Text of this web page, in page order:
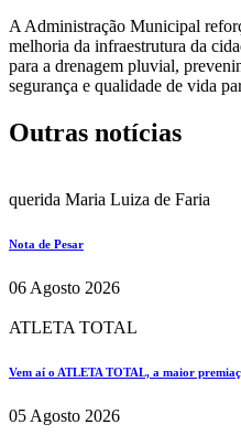
A Administração Municipal
melhoria da infraestrutura da
para a drenagem pluvial,
segurança e qualidade de vida
Outras notícias
querida Maria Luiza de Faria
Nota de Pesar
06 Agosto 2026
ATLETA TOTAL
Vem aí o ATLETA TOTAL, a maior
05 Agosto 2026